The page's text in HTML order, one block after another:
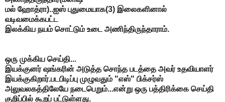
மல் ஹோத்ரா)..ஐஸ் புதுமையாக(3) இலைகளினால்
வடிவமைக்கபட்ட
இலக்கிய நயம் சொட்டும் உடை அணிந்திருந்தாராம்.
ஒரு முக்கிய செய்தி...
இயக்குனர் ஷங்கரின் அடுத்த சொந்த படத்தை அவர் உதவியாளர்
இயக்குகிறார்.படபிடிப்பு முழுவதும் "எஸ்" பிக்சர்ஸ்
அலுவலகத்திலேயே நடைபெறும்...என்று ஒரு பத்திரிக்கை செய்தி
குறிப்பில் கூறப் பட்டுள்ளது.